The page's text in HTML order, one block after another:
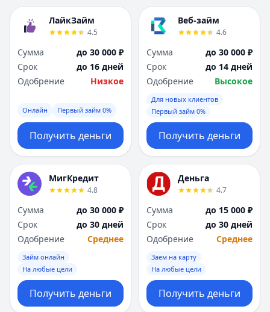
ЛайкЗайм
4.5
Сумма
до 30 000 ₽
Срок
до 16 дней
Одобрение
Низкое
Онлайн Первый займ 0%
Получить деньги
Веб-займ
4.6
Сумма
до 30 000 ₽
Срок
до 14 дней
Одобрение
Высокое
Для новых клиентов
Первый займ 0%
Получить деньги
МигКредит
4.8
Сумма
до 30 000 ₽
Срок
до 30 дней
Одобрение
Среднее
Займ онлайн
На любые цели
Получить деньги
Деньга
4.7
Сумма
до 15 000 ₽
Срок
до 30 дней
Одобрение
Среднее
Заем на карту
На любые цели
Получить деньги